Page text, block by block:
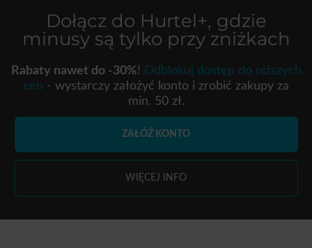
Dołącz do Hurtel+, gdzie
minusy są tylko przy zniżkach
Rabaty nawet do -30%! Odblokuj dostęp do niższych
cen - wystarczy założyć konto i zrobić zakupy za
min. 50 zł.
ZAŁÓŻ KONTO
WIĘCEJ INFO